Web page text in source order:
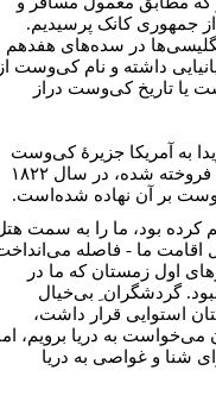
جمهوری کانک پرسیدیم.
در سده‌های هفدهم
داشته و نام کی‌وست از
یا تاریخ کی‌وست دراز
به آمریکا جزیرۀ کی‌وست
توسط یک اسپانیایی به فرماندار کارولینای جنوبی فروخته شده، در سال ۱۸۲۲
بر آن نهاده شده‌است.
بود، ما را به سمت
ما - فاصله
اول زمستان که ما در
گردشگران ِ بی‌خیال
استوایی قرار داشت،
می‌خواست به دریا برویم،
شنا و غواصی به دریا